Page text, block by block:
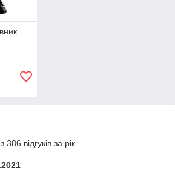
відгуків за рік